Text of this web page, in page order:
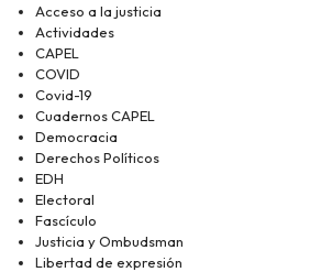
Acceso a la justicia
Actividades
CAPEL
COVID
Covid-19
Cuadernos CAPEL
Democracia
Derechos Políticos
EDH
Electoral
Fascículo
Justicia y Ombudsman
Libertad de expresión